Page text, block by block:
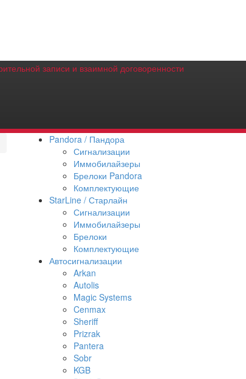
записи и взаимной договоренности
Pandora / Пандора
Сигнализации
Иммобилайзеры
Брелоки Pandora
Комплектующие
StarLine / Старлайн
Сигнализации
Иммобилайзеры
Брелоки
Комплектующие
Автосигнализации
Arkan
Autolis
Magic Systems
Cenmax
Sheriff
Prizrak
Pantera
Sobr
KGB